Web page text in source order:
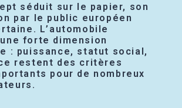
séduit sur le papier, son
par le public européen
L’automobile
forte dimension
: puissance, statut social,
restent des critères
pour de nombreux